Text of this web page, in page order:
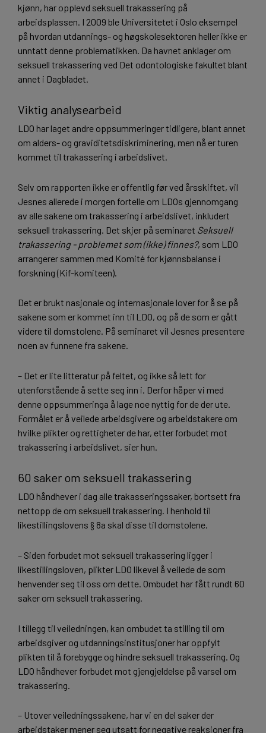
kjønn, har opplevd seksuell trakassering på
arbeidsplassen. I 2009 ble Universitetet i Oslo eksempel
på hvordan utdannings- og høgskolesektoren heller ikke er
unntatt denne problematikken. Da havnet anklager om
seksuell trakassering ved Det odontologiske fakultet blant
annet i Dagbladet.
Viktig analysearbeid
LDO har laget andre oppsummeringer tidligere, blant annet
om alders- og graviditetsdiskriminering, men nå er turen
kommet til trakassering i arbeidslivet.
Selv om rapporten ikke er offentlig før ved årsskiftet, vil
Jesnes allerede i morgen fortelle om LDOs gjennomgang
av alle sakene om trakassering i arbeidslivet, inkludert
seksuell trakassering. Det skjer på seminaret Seksuell
trakassering - problemet som (ikke) finnes?, som LDO
arrangerer sammen med Komité for kjønnsbalanse i
forskning (Kif-komiteen).
Det er brukt nasjonale og internasjonale lover for å se på
sakene som er kommet inn til LDO, og på de som er gått
videre til domstolene. På seminaret vil Jesnes presentere
noen av funnene fra sakene.
– Det er lite litteratur på feltet, og ikke så lett for
utenforstående å sette seg inn i. Derfor håper vi med
denne oppsummeringa å lage noe nyttig for de der ute.
Formålet er å veilede arbeidsgivere og arbeidstakere om
hvilke plikter og rettigheter de har, etter forbudet mot
trakassering i arbeidslivet, sier hun.
60 saker om seksuell trakassering
LDO håndhever i dag alle trakasseringssaker, bortsett fra
nettopp de om seksuell trakassering. I henhold til
likestillingslovens § 8a skal disse til domstolene.
– Siden forbudet mot seksuell trakassering ligger i
likestillingsloven, plikter LDO likevel å veilede de som
henvender seg til oss om dette. Ombudet har fått rundt 60
saker om seksuell trakassering.
I tillegg til veiledningen, kan ombudet ta stilling til om
arbeidsgiver og utdanningsinstitusjoner har oppfylt
plikten til å forebygge og hindre seksuell trakassering. Og
LDO håndhever forbudet mot gjengjeldelse på varsel om
trakassering.
– Utover veiledningssakene, har vi en del saker der
arbeidstaker mener seg utsatt for negative reaksjoner fra